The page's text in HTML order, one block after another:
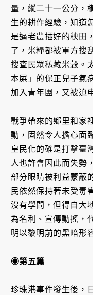
量，縱二十一公分，
生的耕作經驗，知道
是逼老農插好的秧田
了，米糧都被軍方搜
搜查民眾私藏米穀。
本屎」的保正兒子氣
加入青年團，又被迫
戰爭帶來的鄉里和家
動，固然令人擔心面
皇民化的確是打擊臺
人也許會因此而失勢
部分眼睛被利益蒙蔽
民依然保持著未受毒
沒有學問，但得自大
為名利、宣傳動搖，
明以黎明前的黑暗形
◉第五篇
珍珠港事件發生後，